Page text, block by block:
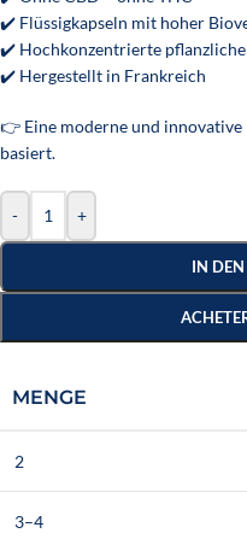
✔️ Flüssigkapseln mit hoher
✔️ Hochkonzentrierte
✔️ Hergestellt in Frankreich
👉 Eine moderne und
basiert.
- +
IN
MENGE
2
3–4